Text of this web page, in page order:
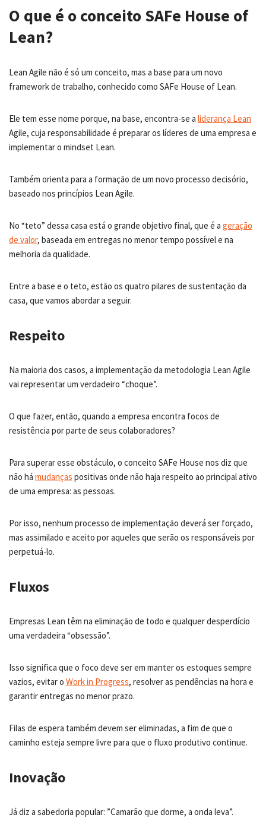
O que é o conceito SAFe House of
Lean?
Lean Agile não é só um conceito, mas a base para um novo
framework de trabalho, conhecido como SAFe House of Lean.
Ele tem esse nome porque, na base, encontra-se a liderança Lean
Agile, cuja responsabilidade é preparar os líderes de uma empresa e
implementar o mindset Lean.
Também orienta para a formação de um novo processo decisório,
baseado nos princípios Lean Agile.
No “teto” dessa casa está o grande objetivo final, que é a geração
de valor, baseada em entregas no menor tempo possível e na
melhoria da qualidade.
Entre a base e o teto, estão os quatro pilares de sustentação da
casa, que vamos abordar a seguir.
Respeito
Na maioria dos casos, a implementação da metodologia Lean Agile
vai representar um verdadeiro “choque”.
O que fazer, então, quando a empresa encontra focos de
resistência por parte de seus colaboradores?
Para superar esse obstáculo, o conceito SAFe House nos diz que
não há mudanças positivas onde não haja respeito ao principal ativo
de uma empresa: as pessoas.
Por isso, nenhum processo de implementação deverá ser forçado,
mas assimilado e aceito por aqueles que serão os responsáveis por
perpetuá-lo.
Fluxos
Empresas Lean têm na eliminação de todo e qualquer desperdício
uma verdadeira “obsessão”.
Isso significa que o foco deve ser em manter os estoques sempre
vazios, evitar o Work in Progress, resolver as pendências na hora e
garantir entregas no menor prazo.
Filas de espera também devem ser eliminadas, a fim de que o
caminho esteja sempre livre para que o fluxo produtivo continue.
Inovação
Já diz a sabedoria popular: ”Camarão que dorme, a onda leva”.